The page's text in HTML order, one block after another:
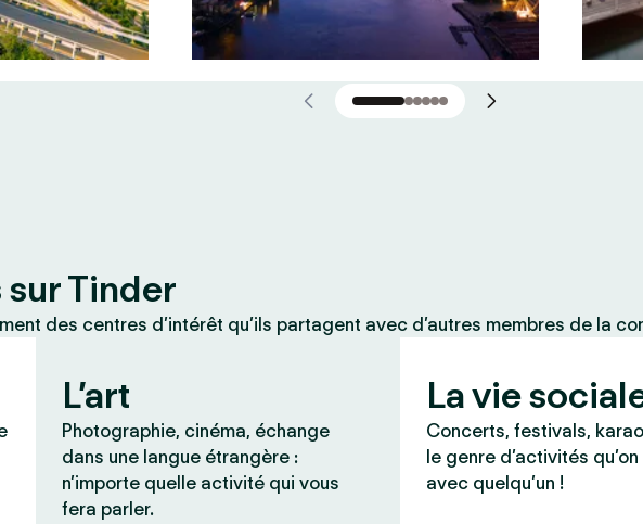
Tinder
des centres d’intérêt qu’ils partagent avec d’autres membres de la
L’art
Photographie, cinéma, échange
dans une langue étrangère :
n’importe quelle activité qui vous
fera parler.
La vie
Concerts, festivals,
le genre d’activités
avec quelqu’un !